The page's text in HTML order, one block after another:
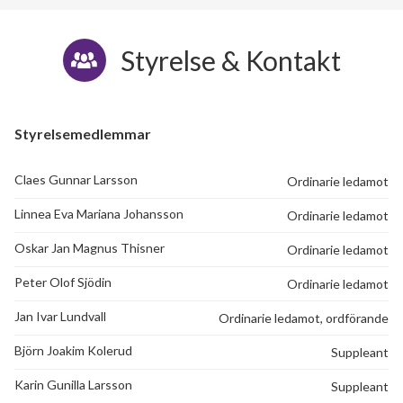
Styrelse & Kontakt
Styrelsemedlemmar
Claes Gunnar Larsson Ordinarie ledamot
Linnea Eva Mariana Johansson Ordinarie ledamot
Oskar Jan Magnus Thisner Ordinarie ledamot
Peter Olof Sjödin Ordinarie ledamot
Jan Ivar Lundvall Ordinarie ledamot, ordförande
Björn Joakim Kolerud Suppleant
Karin Gunilla Larsson Suppleant